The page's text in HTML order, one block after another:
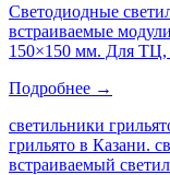
Светодиодные
встраиваемые
150×150 мм. Для ТЦ,
Подробнее →
светильники
грильято в Казани.
встраиваемый